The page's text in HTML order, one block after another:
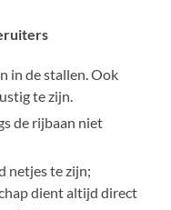
in de stallen. Ook
te zijn.
de rijbaan niet
netjes te zijn;
dient altijd direct